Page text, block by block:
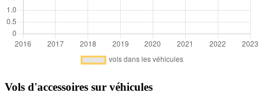
Vols d'accessoires sur véhicules